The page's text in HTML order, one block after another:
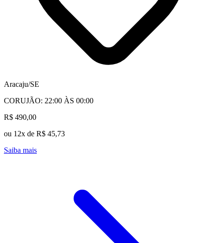
Aracaju/SE
CORUJÃO: 22:00 ÀS 00:00
R$ 490,00
ou 12x de R$ 45,73
Saiba mais